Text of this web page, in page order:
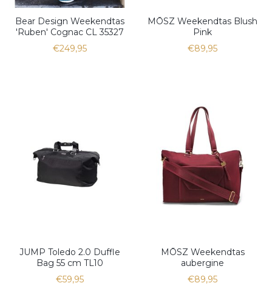
Bear Design Weekendtas
'Ruben' Cognac CL 35327
€249,95
MŌSZ Weekendtas Blush
Pink
€89,95
JUMP Toledo 2.0 Duffle
Bag 55 cm TL10
€59,95
MŌSZ Weekendtas
aubergine
€89,95